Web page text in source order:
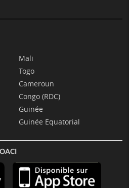
Mali
Togo
Cameroun
Congo (RDC)
Guinée
Guinée Equatorial